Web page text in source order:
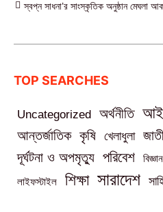
স্বপ্ন সাধনা’র সাংস্কৃতিক অনুষ্ঠান মেঘলা
TOP SEARCHES
Uncategorized অর্থনীতি
আন্তর্জাতিক কৃষি খেলাধুলা
দূর্ঘটনা ও অপমৃত্যু পরিবেশ বিজ্ঞান
লাইফস্টাইল শিক্ষা সারাদেশ